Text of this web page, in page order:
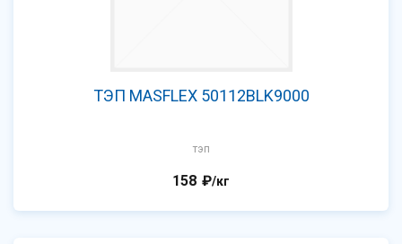
ТЭП MASFLEX 50112BLK9000
тэп
158 ₽/кг